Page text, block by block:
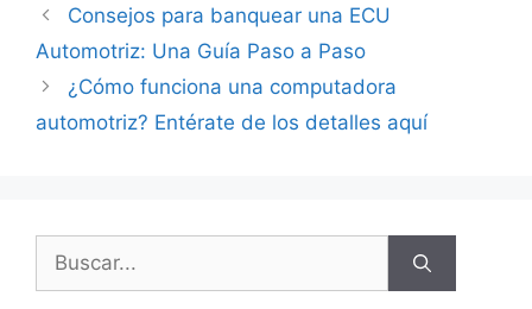
Consejos para banquear una ECU
Automotriz: Una Guía Paso a Paso
¿Cómo funciona una computadora
automotriz? Entérate de los detalles aquí
Buscar: